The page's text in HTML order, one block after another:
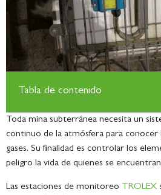
Tabla de contenido
Toda mina subterránea necesita un
continuo de la atmósfera para conocer
gases. Su finalidad es controlar los
peligro la vida de quienes se
Las estaciones de monitoreo TROLEX